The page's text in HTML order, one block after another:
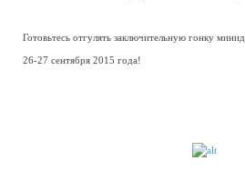
Готовьтесь отгулять заключительную гонку
26-27 сентября 2015 года!